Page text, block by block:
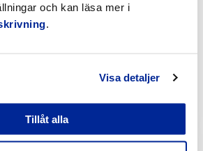
och kan läsa mer i
Visa detaljer
Tillåt alla